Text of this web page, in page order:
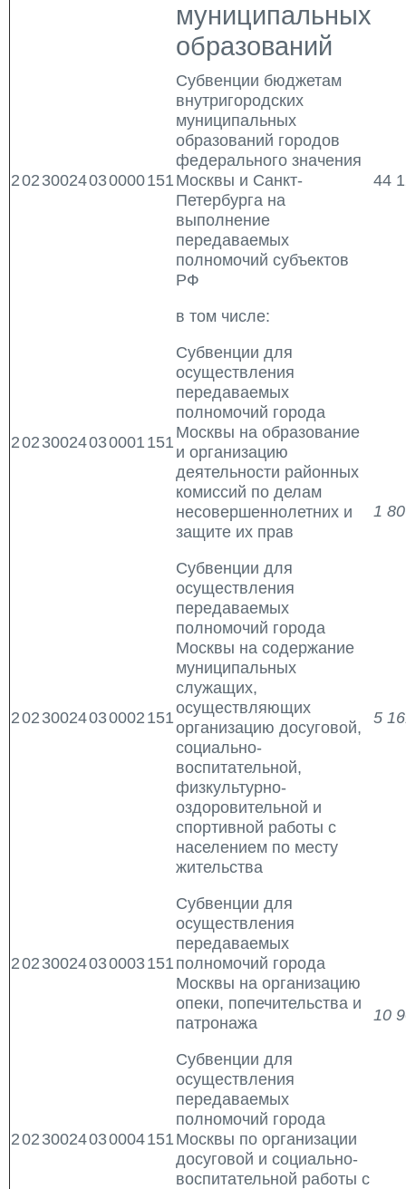
муниципальных
образований
202 30024030000151
Субвенции бюджетам
внутригородских
муниципальных
образований городов
федерального значения
Москвы и Санкт-
Петербурга на
выполнение
передаваемых
полномочий субъектов
РФ
44
в том числе:
202 30024030001 151
Субвенции для
осуществления
передаваемых
полномочий города
Москвы на образование
и организацию
деятельности районных
комиссий по делам
несовершеннолетних и
защите их прав
1
202 30024030002 151
Субвенции для
осуществления
передаваемых
полномочий города
Москвы на содержание
муниципальных
служащих,
осуществляющих
организацию досуговой,
социально-
воспитательной,
физкультурно-
оздоровительной и
спортивной работы с
населением по месту
жительства
5
202 30024030003151
Субвенции для
осуществления
передаваемых
полномочий города
Москвы на организацию
опеки, попечительства и
патронажа
10
202 30024030004151
Субвенции для
осуществления
передаваемых
полномочий города
Москвы по организации
досуговой и социально-
воспитательной работы с